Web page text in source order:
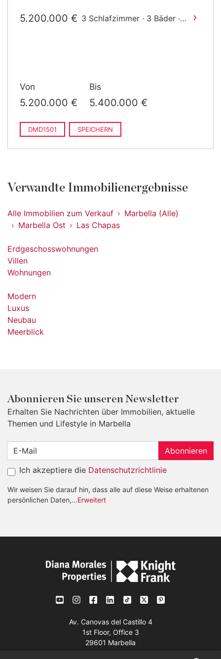
5.200.000 € 3 Schlafzimmer · 3 Bäder ·
›
Von
5.200.000 €
Bis
5.400.000 €
DMD1501 SPEICHERN
Verwandte Immobilienergebnisse
Alle Immobilien zum Verkauf
Marbella (Alle)
Marbella Ost
Las Chapas
Erdgeschosswohnungen
Villen
Wohnungen
Modern
Luxus
Neubau
Meerblick
Abonnieren Sie unseren Newsletter
Erhalten Sie Nachrichten über Immobilien, aktuelle
Themen und Lifestyle in Marbella
Abonnieren
Ich akzeptiere die Datenschutzrichtlinie
Wir weisen Sie darauf hin, dass alle auf diese Weise erhaltenen
persönlichen Daten,...Erweitert
Av. Canovas del Castillo 4
1st Floor, Office 3
29601 Marbella